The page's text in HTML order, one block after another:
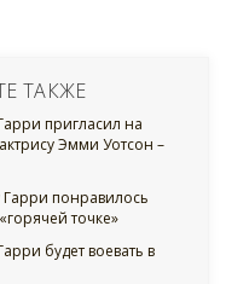
ТАКЖЕ
пригласил на
Эмми Уотсон –
понравилось
точке»
будет воевать в